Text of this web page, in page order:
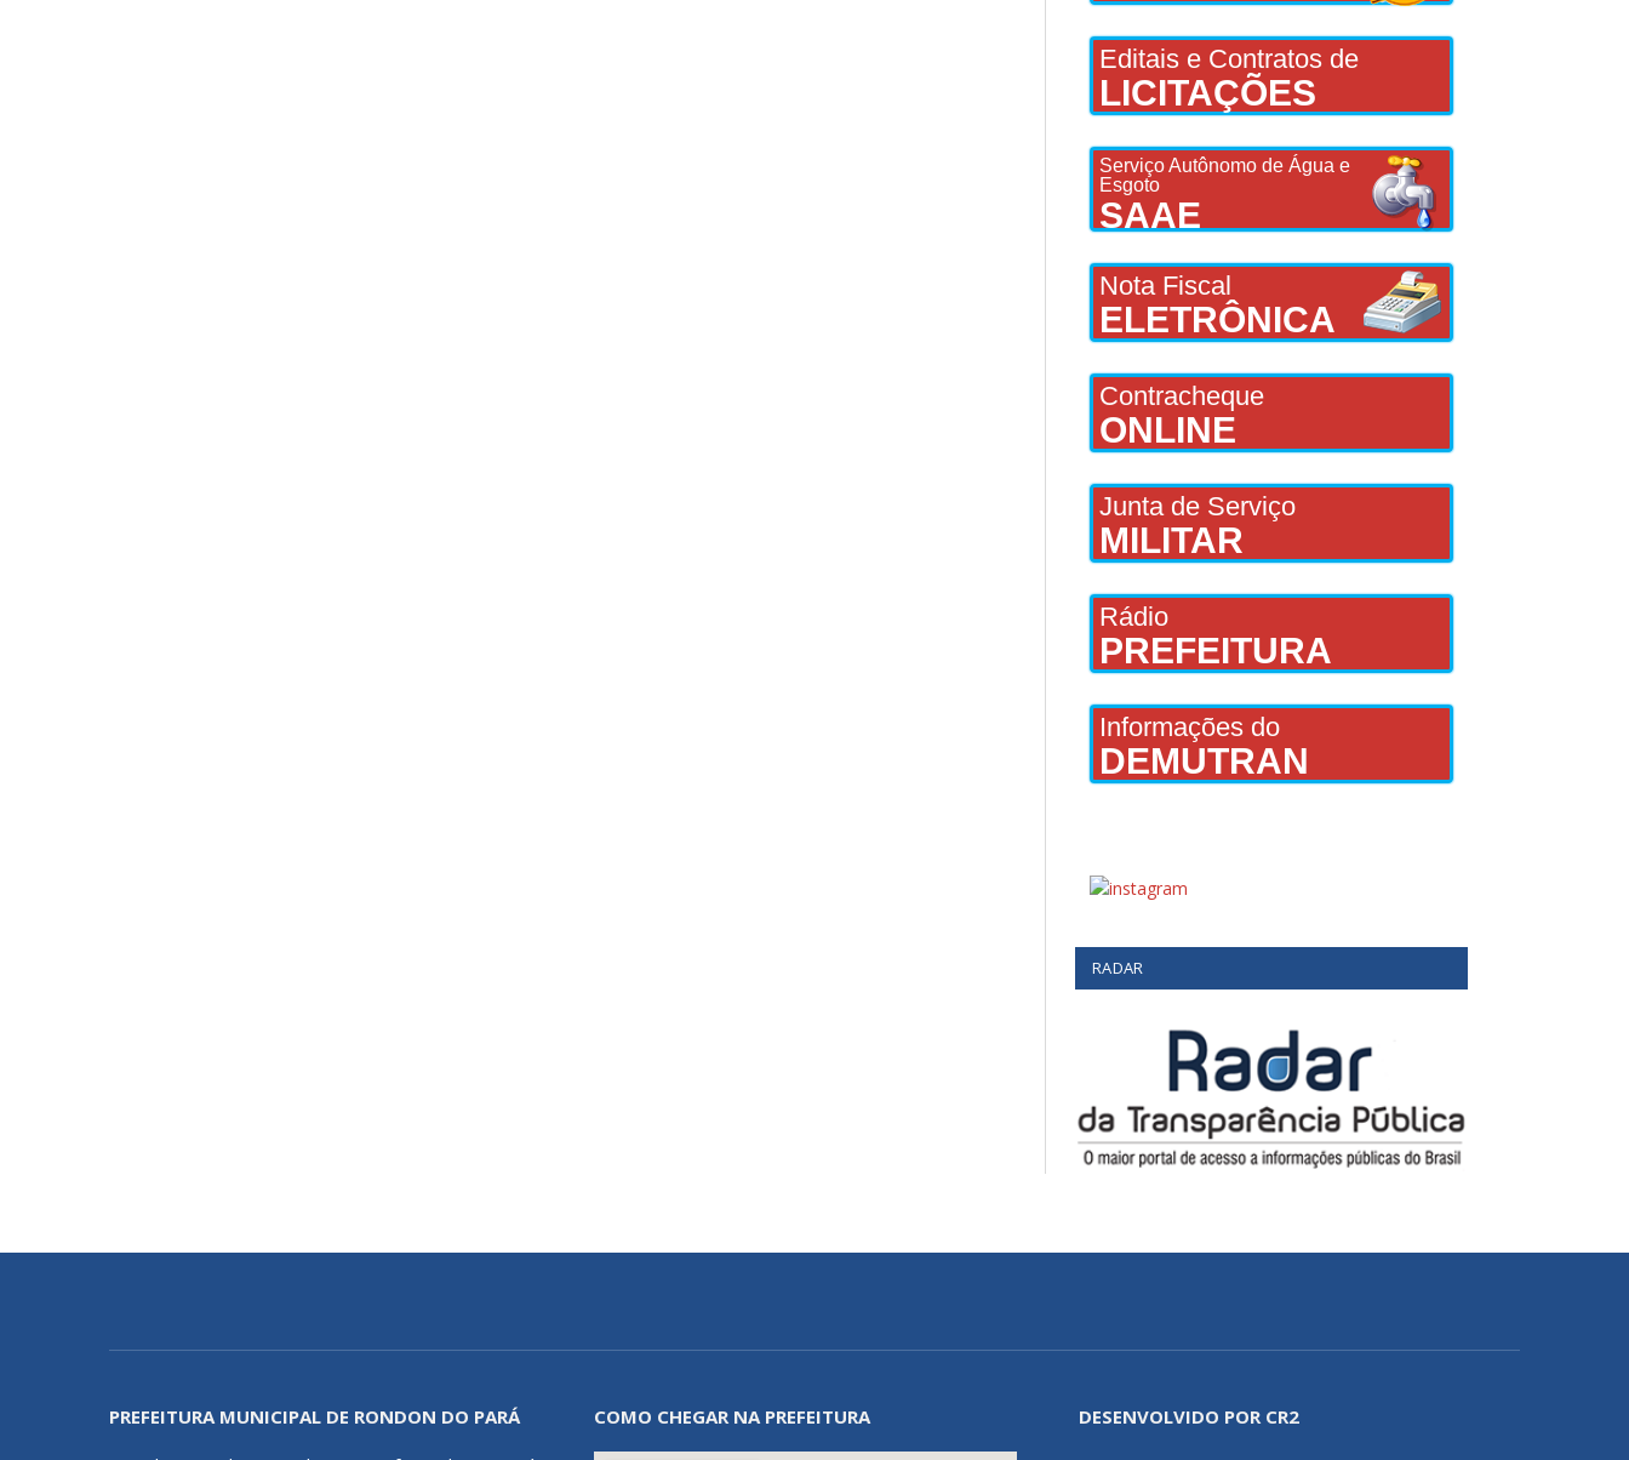
Editais e Contratos de
LICITAÇÕES
Serviço Autônomo de Água e
Esgoto
SAAE
Nota Fiscal
ELETRÔNICA
Contracheque
ONLINE
Junta de Serviço
MILITAR
Rádio
PREFEITURA
Informações do
DEMUTRAN
RADAR
PREFEITURA MUNICIPAL DE RONDON DO PARÁ
COMO CHEGAR NA PREFEITURA DESENVOLVIDO POR CR2